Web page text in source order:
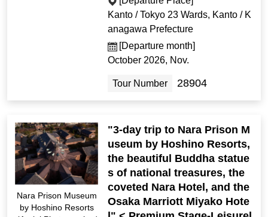
Kanto / Tokyo 23 Wards, Kanto / K
anagawa Prefecture
[Departure month]
October 2026, Nov.
Tour Number 28904
Nara Prison Museum
by Hoshino Resorts
"3-day trip to Nara Prison M
useum by Hoshino Resorts,
the beautiful Buddha statue
s of national treasures, the
coveted Nara Hotel, and the
Osaka Marriott Miyako Hote